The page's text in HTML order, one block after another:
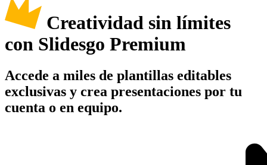
Creatividad sin límites
con Slidesgo Premium
Accede a miles de plantillas editables
exclusivas y crea presentaciones por tu
cuenta o en equipo.